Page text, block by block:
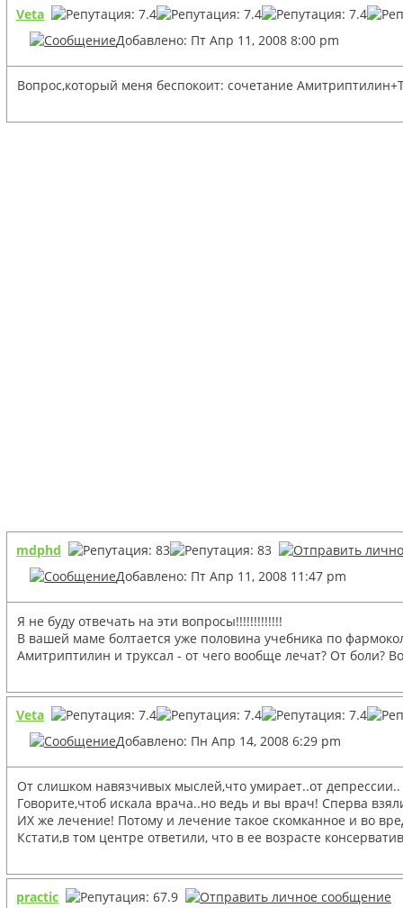
Veta
Добавлено: Пт Апр 11, 2008 8:00 pm
Вопрос,который меня беспокоит: сочетание
mdphd
Добавлено: Пт Апр 11, 2008 11:47 pm
Я не буду отвечать на эти вопросы!!!!!!!!!!!!!
В вашей маме болтается уже половина учебника по
Амитриптилин и труксал - от чего вообще лечат? От боли?
Veta
Добавлено: Пн Апр 14, 2008 6:29 pm
От слишком навязчивых мыслей,что умирает..от депрессии..
Говорите,чтоб искала врача..но ведь и вы врач! Сперва
ИХ же лечение! Потому и лечение такое скомканное и во
Кстати,в том центре ответили, что в ее возрасте
practic